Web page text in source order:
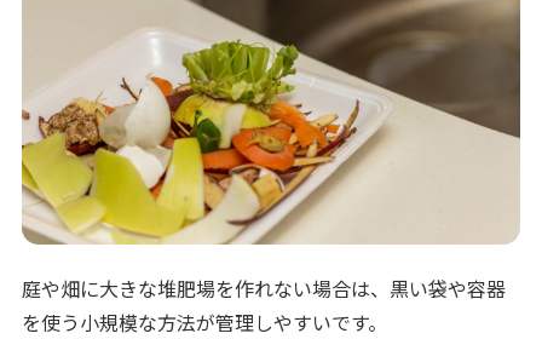
庭や畑に大きな堆肥場を作れない場合は、黒い袋や容器
を使う小規模な方法が管理しやすいです。